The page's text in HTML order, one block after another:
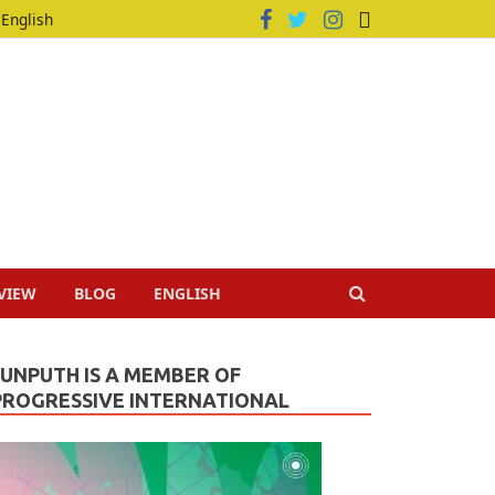
English
BLOG ENGLISH
IS A MEMBER OF
INTERNATIONAL